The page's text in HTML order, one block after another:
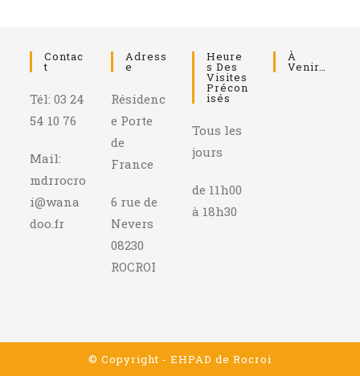
Contac
T
Tél: 03 24
54 10 76
Mail:
mdrrocro
i@wana
doo.fr
Adress
E
Résidenc
e Porte
de
France
6 rue de
Nevers
08230
ROCROI
Heure
S Des
Visites
Précon
Isés
Tous les
jours
de 11h00
à 18h30
À
Venir…
© Copyright - EHPAD de Rocroi